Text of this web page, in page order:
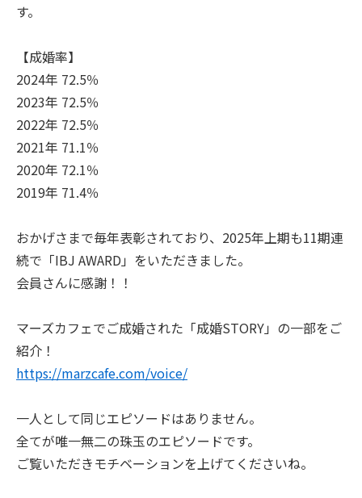
す。
【成婚率】
2024年 72.5％
2023年 72.5％
2022年 72.5％
2021年 71.1％
2020年 72.1％
2019年 71.4％
おかげさまで毎年表彰されており、2025年上期も11期連
続で「IBJ AWARD」をいただきました。
会員さんに感謝！！
マーズカフェでご成婚された「成婚STORY」の一部をご
紹介！
https://marzcafe.com/voice/
一人として同じエピソードはありません。
全てが唯一無二の珠玉のエピソードです。
ご覧いただきモチベーションを上げてくださいね。